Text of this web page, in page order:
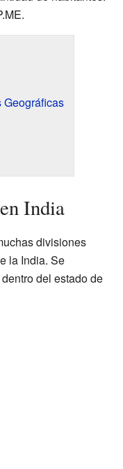
Geográficas
India
divisiones
la India. Se
del estado de